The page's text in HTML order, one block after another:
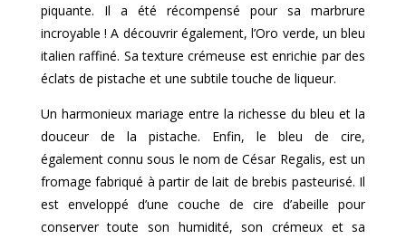
piquante. Il a été récompensé pour sa marbrure
incroyable ! A découvrir également, l’Oro verde, un bleu
italien raffiné. Sa texture crémeuse est enrichie par des
éclats de pistache et une subtile touche de liqueur.
Un harmonieux mariage entre la richesse du bleu et la
douceur de la pistache. Enfin, le bleu de cire,
également connu sous le nom de César Regalis, est un
fromage fabriqué à partir de lait de brebis pasteurisé. Il
est enveloppé d’une couche de cire d’abeille pour
conserver toute son humidité, son crémeux et sa